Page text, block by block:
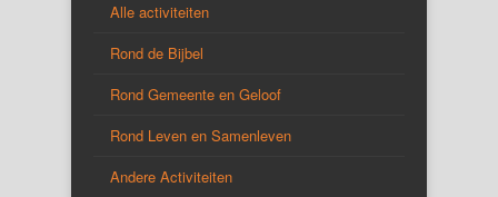
Alle activiteiten
Rond de Bijbel
Rond Gemeente en Geloof
Rond Leven en Samenleven
Andere Activiteiten